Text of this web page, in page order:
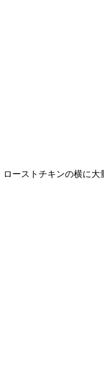
ローストチキンの横に大